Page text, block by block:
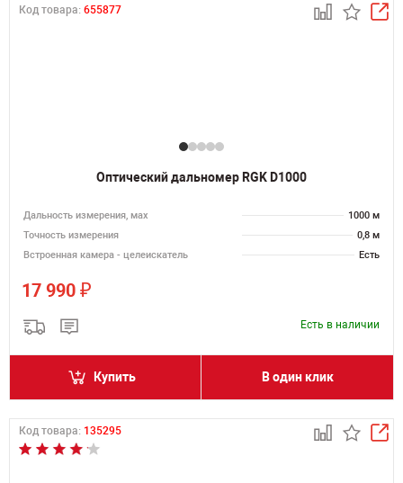
Код товара: 655877
Оптический дальномер RGK D1000
Дальность измерения, мах
1000 м
Точность измерения
0,8 м
Встроенная камера - целеискатель
Есть
17 990 ₽
Есть в наличии
Купить В один клик
Код товара: 135295